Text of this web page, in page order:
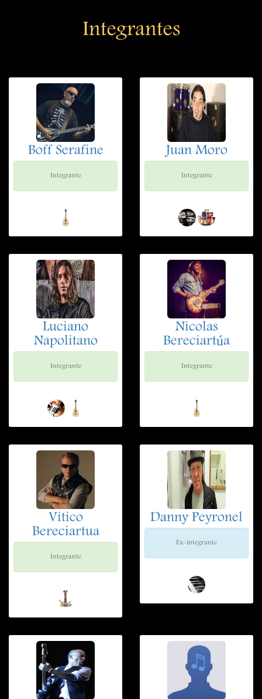
Integrantes
Boff Serafine
Integrante
Juan Moro
Integrante
Luciano
Napolitano
Integrante
Nicolas
Bereciartúa
Integrante
Vitico
Bereciartua
Integrante
Danny Peyronel
Ex-integrante